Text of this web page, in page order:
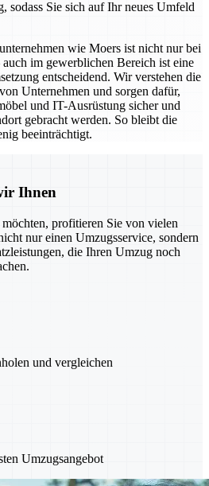
sodass Sie sich auf Ihr neues Umfeld
wie Moers ist nicht nur bei
im gewerblichen Bereich ist eine
entscheidend. Wir verstehen die
Unternehmen und sorgen dafür,
und IT-Ausrüstung sicher und
gebracht werden. So bleibt die
beeinträchtigt.
Ihnen
profitieren Sie von vielen
nur einen Umzugsservice, sondern
die Ihren Umzug noch
und vergleichen
Umzugsangebot